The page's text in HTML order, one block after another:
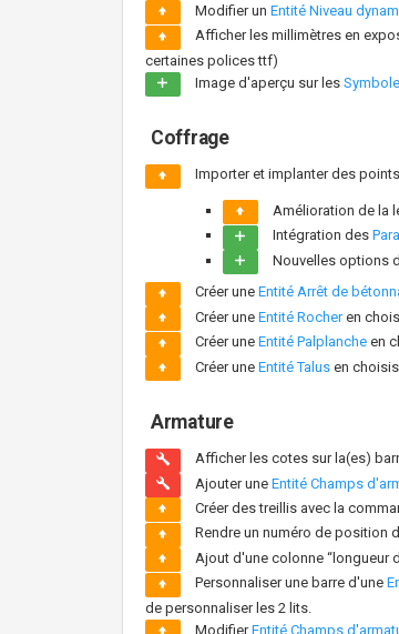
Modifier un Entité Niveau
Afficher les millimètres en
certaines polices ttf)
Image d'aperçu sur les
Coffrage
Importer et implanter des
Amélioration de la
Intégration des
Nouvelles options
Créer une Entité Arrêt de
Créer une Entité Rocheren
Créer une Entité Palplanche en
Créer une Entité Talus en
Armature
Afficher les cotes sur la(es)
Ajouter une Entité Champs
Créer des treillis avec la
Rendre un numéro de position
Ajout d'une colonne “longueur
Personnaliser une barre d'une
de personnaliser les 2 lits.
ModifierEntité Champs